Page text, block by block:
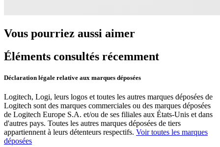
Vous pourriez aussi aimer
Éléments consultés récemment
Déclaration légale relative aux marques déposées
Logitech, Logi, leurs logos et toutes les autres marques déposées de
Logitech sont des marques commerciales ou des marques déposées
de Logitech Europe S.A. et/ou de ses filiales aux États-Unis et dans
d'autres pays. Toutes les autres marques déposées de tiers
appartiennent à leurs détenteurs respectifs. Voir toutes les marques
déposées